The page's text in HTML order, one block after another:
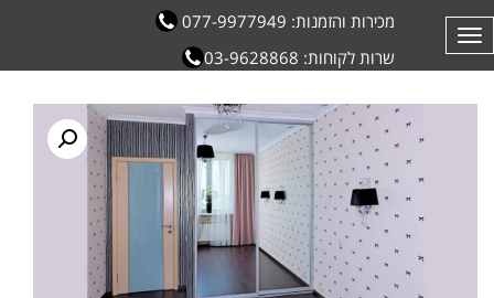
מכירות והזמנות: 077-9977949
שרות לקוחות: 03-9628868
תפריט